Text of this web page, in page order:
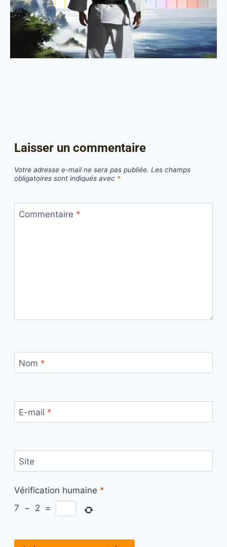
Laisser un commentaire
Votre adresse e-mail ne sera pas publiée. Les champs
obligatoires sont indiqués avec *
Commentaire *
Nom *
E-mail *
Site
Vérification humaine *
7 − 2 =